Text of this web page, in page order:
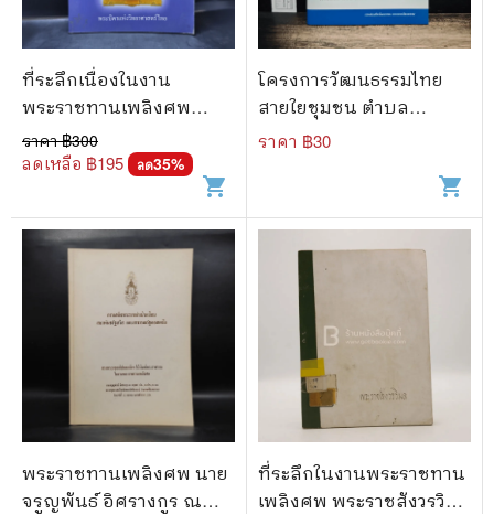
ที่ระลึกเนื่องในงาน
พระราชทานเพลิงศพ
ดร.ปรีชา อมาตยกุล
ราคา ฿300
ลดเหลือ ฿195 ลด35%
shopping_cart
โครงการวัฒนธรรมไทย
สายใยชุมชน ตำบล
พระแท่น วัดพระแท่นดงรัง
ราคา ฿30
shopping_cart
พระราชทานเพลิงศพ นาย
จรูญพันธ์ อิศรางกูร ณ
ที่ระลึกในงานพระราชทาน
เพลิงศพ พระราชสังวรวิมล